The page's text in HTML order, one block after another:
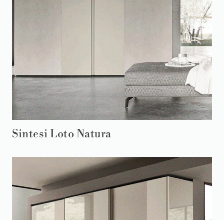
Sintesi Loto Natura